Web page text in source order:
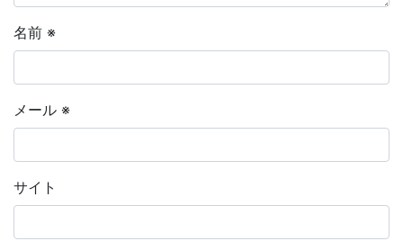
名前 ※
メール ※
サイト